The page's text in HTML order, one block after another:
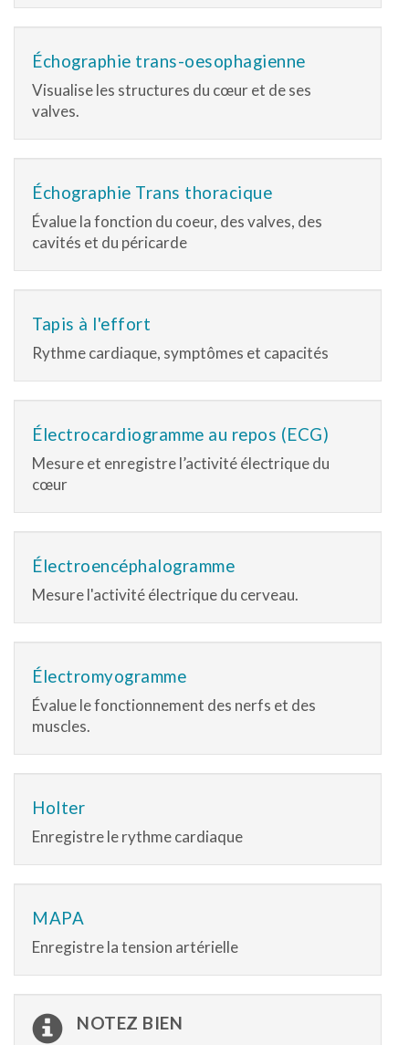
Échographie trans-oesophagienne
Visualise les structures du cœur et de ses
valves.
Échographie Trans thoracique
Évalue la fonction du coeur, des valves, des
cavités et du péricarde
Tapis à l'effort
Rythme cardiaque, symptômes et capacités
Électrocardiogramme au repos (ECG)
Mesure et enregistre l’activité électrique du
cœur
Électroencéphalogramme
Mesure l'activité électrique du cerveau.
Électromyogramme
Évalue le fonctionnement des nerfs et des
muscles.
Holter
Enregistre le rythme cardiaque
MAPA
Enregistre la tension artérielle
NOTEZ BIEN